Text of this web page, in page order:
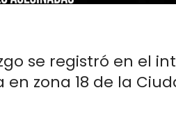
se registró en el
zona 18 de la